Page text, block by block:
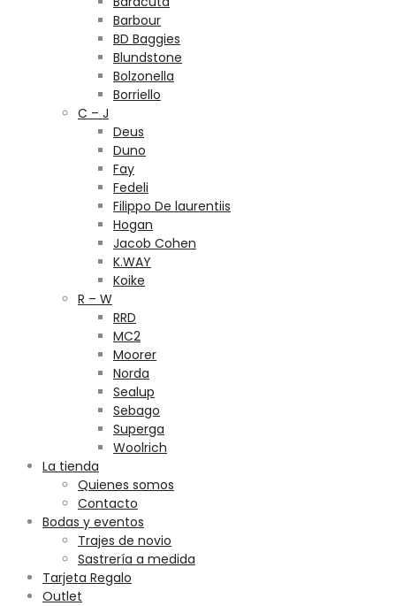
Barbour
BD Baggies
Blundstone
Bolzonella
Borriello
C – J
Deus
Duno
Fay
Fedeli
Filippo De laurentiis
Hogan
Jacob Cohen
K.WAY
Koike
R – W
RRD
MC2
Moorer
Norda
Sealup
Sebago
Superga
Woolrich
La tienda
Quienes somos
Contacto
Bodas y eventos
Trajes de novio
Sastrería a medida
Tarjeta Regalo
Outlet